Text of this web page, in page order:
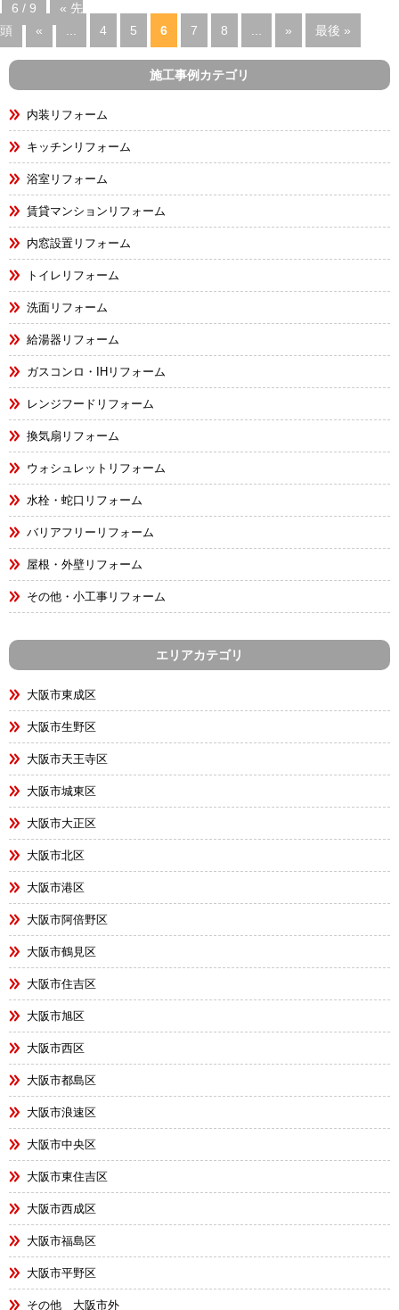
6 / 9
« 先
頭
« ... 4 5 6 7 8 ... » 最後 »
施工事例カテゴリ
内装リフォーム
キッチンリフォーム
浴室リフォーム
賃貸マンションリフォーム
内窓設置リフォーム
トイレリフォーム
洗面リフォーム
給湯器リフォーム
ガスコンロ・IHリフォーム
レンジフードリフォーム
換気扇リフォーム
ウォシュレットリフォーム
水栓・蛇口リフォーム
バリアフリーリフォーム
屋根・外壁リフォーム
その他・小工事リフォーム
エリアカテゴリ
大阪市東成区
大阪市生野区
大阪市天王寺区
大阪市城東区
大阪市大正区
大阪市北区
大阪市港区
大阪市阿倍野区
大阪市鶴見区
大阪市住吉区
大阪市旭区
大阪市西区
大阪市都島区
大阪市浪速区
大阪市中央区
大阪市東住吉区
大阪市西成区
大阪市福島区
大阪市平野区
その他 大阪市外